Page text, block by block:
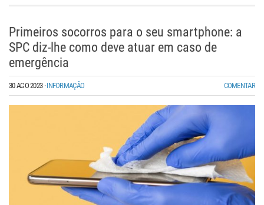
Primeiros socorros para o seu smartphone: a
SPC diz-lhe como deve atuar em caso de
emergência
30 AGO 2023·INFORMAÇÃO COMENTAR